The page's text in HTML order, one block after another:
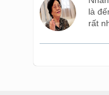
là
rất